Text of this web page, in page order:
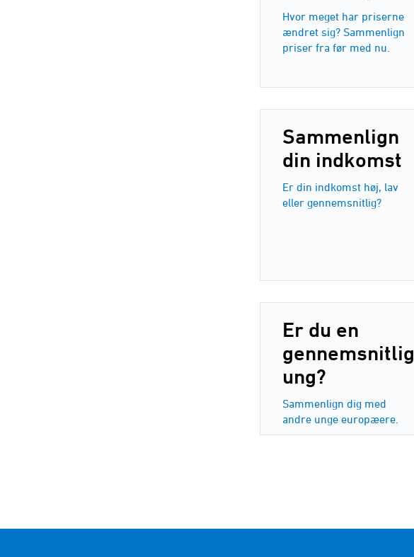
Hvor meget har priserne
ændret sig? Sammenlign
priser fra før med nu.
Sammenlign
din indkomst
Er din indkomst høj, lav
eller gennemsnitlig?
Er du en
gennemsnitlig
ung?
Sammenlign dig med
andre unge europæere.